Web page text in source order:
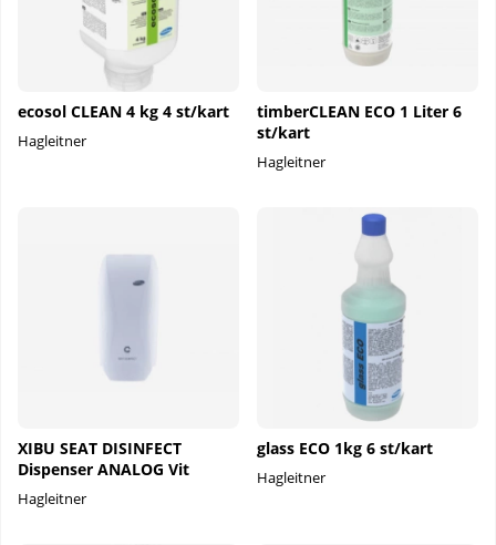
ecosol CLEAN 4 kg 4 st/kart
Hagleitner
timberCLEAN ECO 1 Liter 6
st/kart
Hagleitner
XIBU SEAT DISINFECT
Dispenser ANALOG Vit
Hagleitner
glass ECO 1kg 6 st/kart
Hagleitner